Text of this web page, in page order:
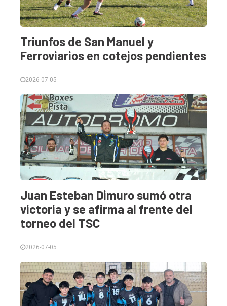
Triunfos de San Manuel y
Ferroviarios en cotejos pendientes
2026-07-05
Juan Esteban Dimuro sumó otra
victoria y se afirma al frente del
torneo del TSC
2026-07-05